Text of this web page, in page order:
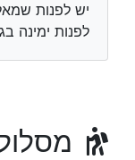
יש לפנות
לפנות ימינה